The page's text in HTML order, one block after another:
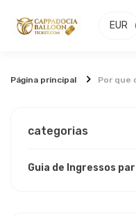
EUR
Página principal Por que
categorias
Guia de Ingressos